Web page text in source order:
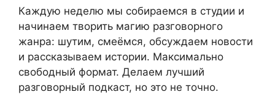
Каждую неделю мы собираемся в студии и
начинаем творить магию разговорного
жанра: шутим, смеёмся, обсуждаем новости
и рассказываем истории. Максимально
свободный формат. Делаем лучший
разговорный подкаст, но это не точно.